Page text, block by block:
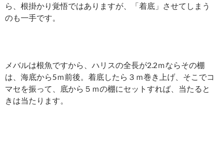
ら、根掛かり覚悟ではありますが、「着底」させてしまう
のも一手です。
メバルは根魚ですから、ハリスの全長が2.2ｍならその棚
は、海底から5ｍ前後。着底したら３ｍ巻き上げ、そこでコ
マセを振って、底から５ｍの棚にセットすれば、当たると
きは当たります。